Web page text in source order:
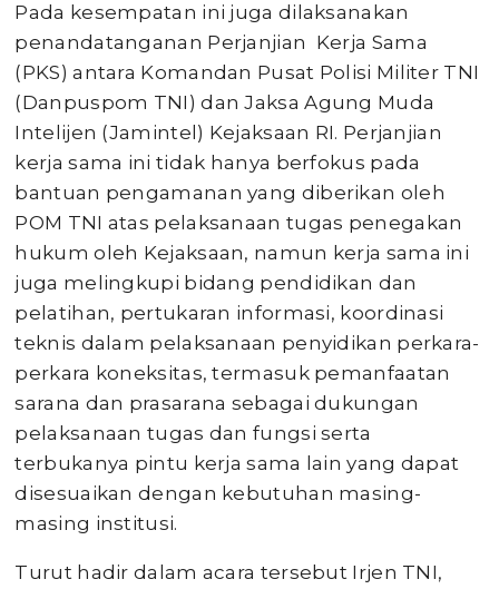
Pada kesempatan ini juga dilaksanakan
penandatanganan Perjanjian Kerja Sama
(PKS) antara Komandan Pusat Polisi Militer TNI
(Danpuspom TNI) dan Jaksa Agung Muda
Intelijen (Jamintel) Kejaksaan RI. Perjanjian
kerja sama ini tidak hanya berfokus pada
bantuan pengamanan yang diberikan oleh
POM TNI atas pelaksanaan tugas penegakan
hukum oleh Kejaksaan, namun kerja sama ini
juga melingkupi bidang pendidikan dan
pelatihan, pertukaran informasi, koordinasi
teknis dalam pelaksanaan penyidikan perkara-
perkara koneksitas, termasuk pemanfaatan
sarana dan prasarana sebagai dukungan
pelaksanaan tugas dan fungsi serta
terbukanya pintu kerja sama lain yang dapat
disesuaikan dengan kebutuhan masing-
masing institusi.
Turut hadir dalam acara tersebut Irjen TNI,